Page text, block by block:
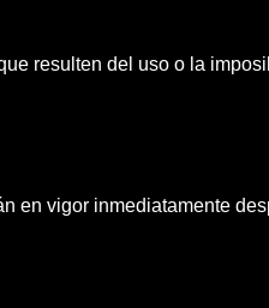
resulten del uso o la
en vigor inmediatamente